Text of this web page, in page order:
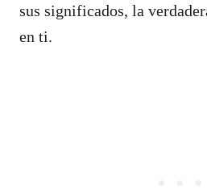
sus significados, la
en ti.